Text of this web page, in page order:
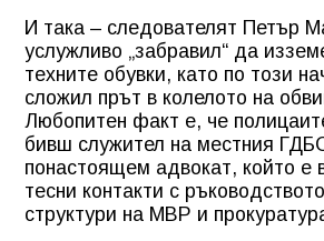
И така – следователят Петър
услужливо „забравил“ да
техните обувки, като по този
сложил прът в колелото на
Любопитен факт е, че
бивш служител на местния
понастоящем адвокат, който е
тесни контакти с
структури на МВР и